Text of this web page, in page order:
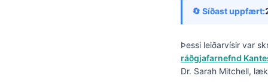
🔄 Síðast uppfært:
Þessi leiðarvísir var
ráðgjafarnefnd
Dr. Sarah Mitchell,